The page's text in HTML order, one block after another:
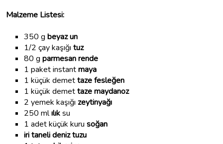
Malzeme Listesi:
350 g beyaz un
1/2 çay kaşığı tuz
80 g parmesan rende
1 paket instantmaya
1 küçük demettaze fesleğen
1 küçük demettaze maydanoz
2 yemek kaşığı zeytinyağı
250 mlılıksu
1 adet küçük kuru soğan
iri taneli deniz tuzu